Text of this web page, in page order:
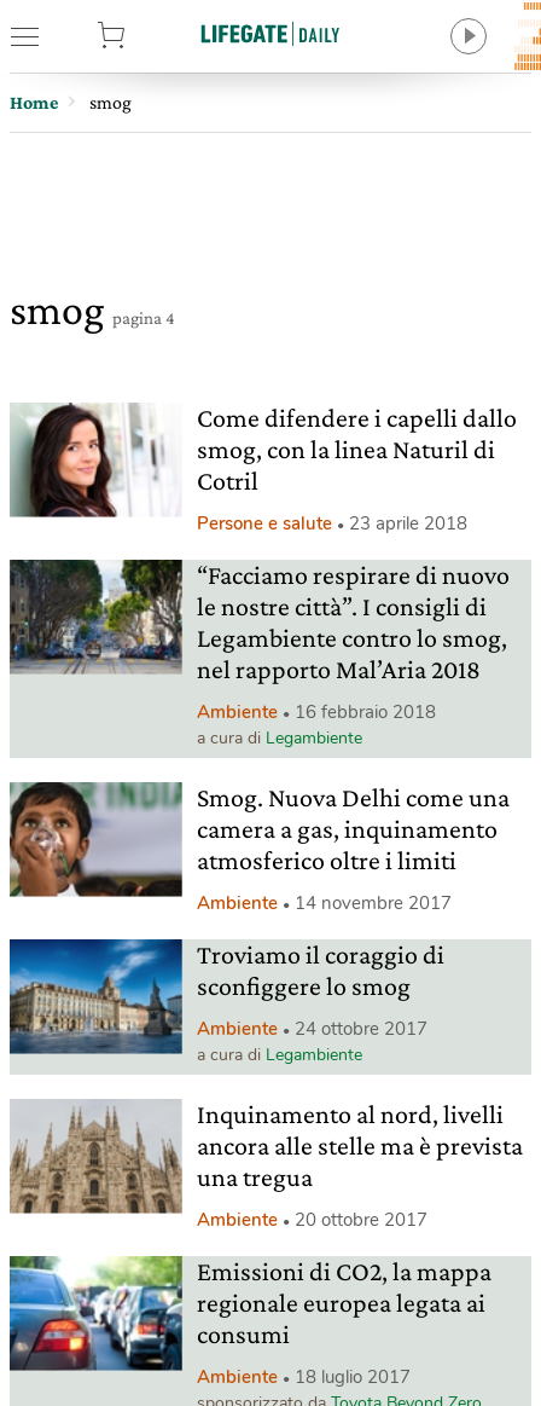
Home smog
smog pagina 4
Come difendere i capelli dallo
smog, con la linea Naturil di
Cotril
Persone e salute 23 aprile 2018
“Facciamo respirare di nuovo
le nostre città”. I consigli di
Legambiente contro lo smog,
nel rapporto Mal’Aria 2018
Ambiente 16 febbraio 2018
a cura di Legambiente
Smog. Nuova Delhi come una
camera a gas, inquinamento
atmosferico oltre i limiti
Ambiente 14 novembre 2017
Troviamo il coraggio di
sconfiggere lo smog
Ambiente 24 ottobre 2017
a cura di Legambiente
Inquinamento al nord, livelli
ancora alle stelle ma è prevista
una tregua
Ambiente 20 ottobre 2017
Emissioni di CO2, la mappa
regionale europea legata ai
consumi
Ambiente 18 luglio 2017